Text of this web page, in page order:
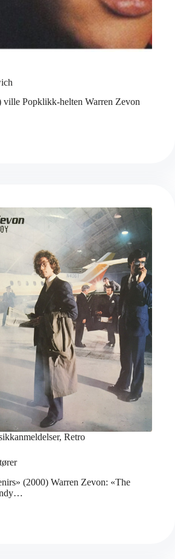
ville Popklikk-helten Warren Zevon
, Retro
(2000) Warren Zevon: «The